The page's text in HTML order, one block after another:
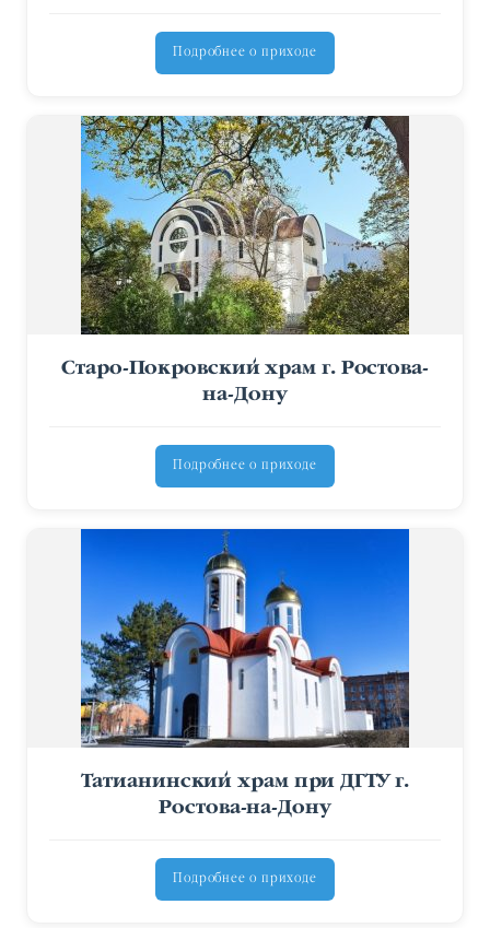
Подробнее о приходе
Старо-Покровский храм г. Ростова-
на-Дону
Подробнее о приходе
Татианинский храм при ДГТУ г.
Ростова-на-Дону
Подробнее о приходе